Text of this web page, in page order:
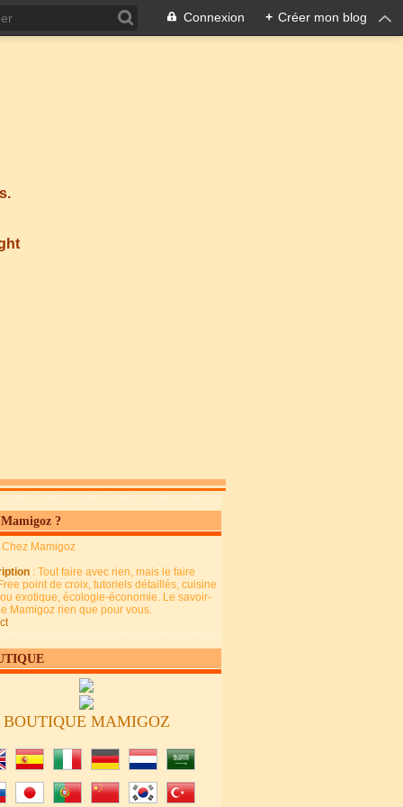
Connexion + Créer mon blog
?
Chez Mamigoz
: Tout faire avec rien, mais le faire
point de croix, tutoriels détaillés, cuisine
exotique, écologie-économie. Le savoir-
Mamigoz rien que pour vous.
BOUTIQUE MAMIGOZ